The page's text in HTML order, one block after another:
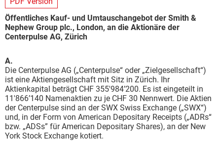
Öffentliches Kauf- und Umtauschangebot der Smith &
Nephew Group plc., London, an die Aktionäre der
Centerpulse AG, Zürich
A.
Die Centerpulse AG („Centerpulse“ oder „Zielgesellschaft“)
ist eine Aktiengesellschaft mit Sitz in Zürich. Ihr
Aktienkapital beträgt CHF 355'984’200. Es ist eingeteilt in
11'866’140 Namenaktien zu je CHF 30 Nennwert. Die Aktien
der Centerpulse sind an der SWX Swiss Exchange („SWX“)
und, in der Form von American Depositary Receipts („ADRs“
bzw. „ADSs” für American Depositary Shares), an der New
York Stock Exchange kotiert.